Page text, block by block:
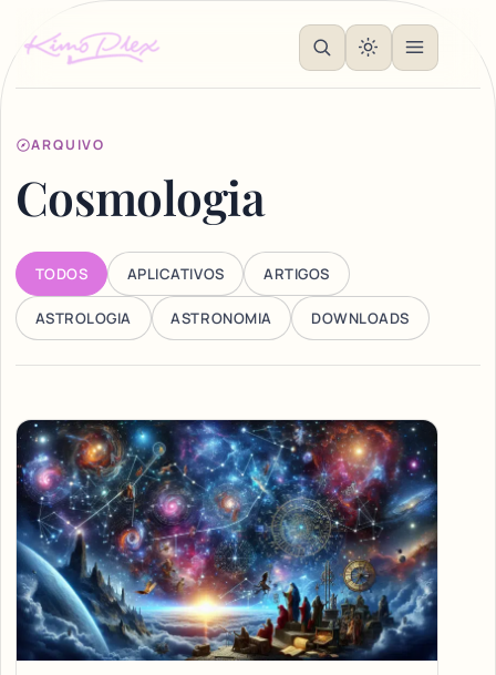
ARQUIVO
Cosmologia
TODOS APLICATIVOS ARTIGOS
ASTROLOGIA ASTRONOMIA DOWNLOADS
Articles